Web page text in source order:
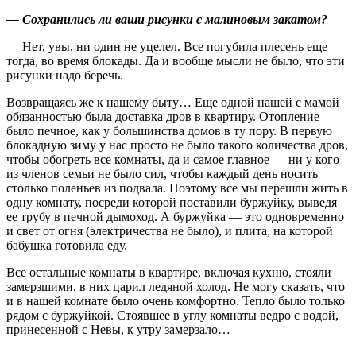
— Сохранились ли ваши рисунки с малиновым закатом?
— Нет, увы, ни один не уцелел. Все погубила плесень еще
тогда, во время блокады. Да и вообще мысли не было, что эти
рисунки надо беречь.
Возвращаясь же к нашему быту… Еще одной нашей с мамой
обязанностью была доставка дров в квартиру. Отопление
было печное, как у большинства домов в ту пору. В первую
блокадную зиму у нас просто не было такого количества дров,
чтобы обогреть все комнаты, да и самое главное — ни у кого
из членов семьи не было сил, чтобы каждый день носить
столько поленьев из подвала. Поэтому все мы перешли жить в
одну комнату, посреди которой поставили буржуйку, выведя
ее трубу в печной дымоход. А буржуйка — это одновременно
и свет от огня (электричества не было), и плита, на которой
бабушка готовила еду.
Все остальные комнаты в квартире, включая кухню, стояли
замерзшими, в них царил ледяной холод. Не могу сказать, что
и в нашей комнате было очень комфортно. Тепло было только
рядом с буржуйкой. Стоявшее в углу комнаты ведро с водой,
принесенной с Невы, к утру замерзало…